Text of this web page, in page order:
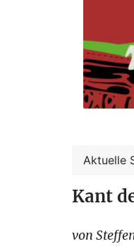
Aktuelle
Kant
von